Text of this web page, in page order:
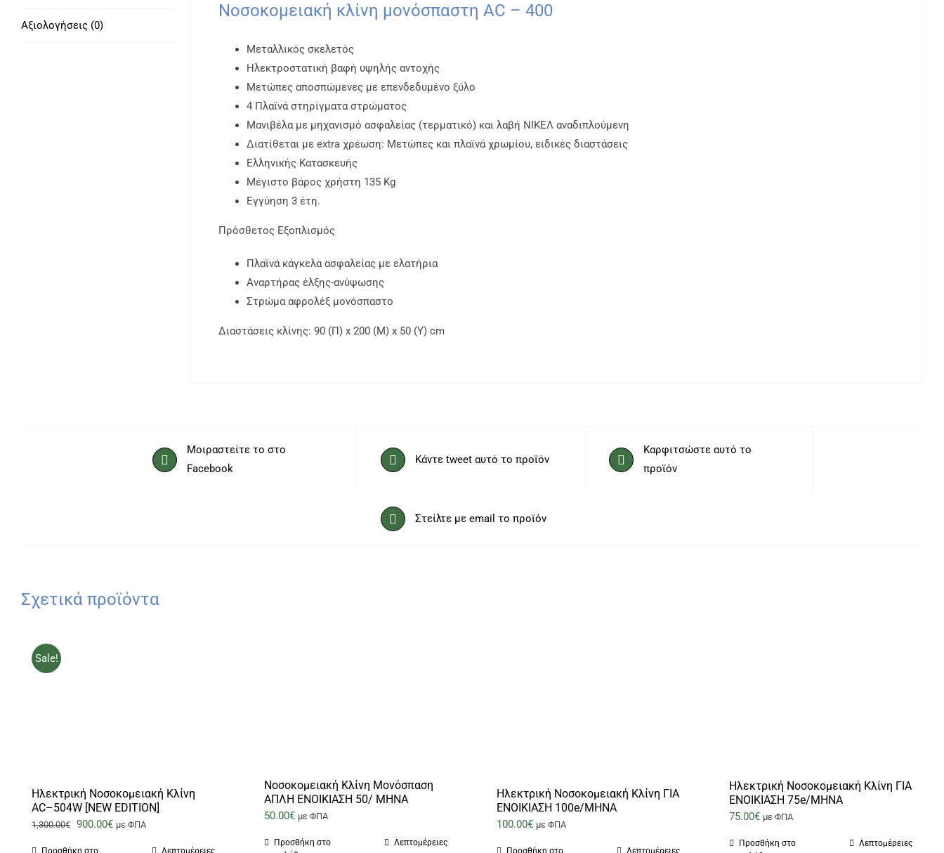
Αξιολογήσεις (0)
Νοσοκομειακή κλίνη μονόσπαστη AC – 400
Μεταλλικός σκελετός
Ηλεκτροστατική βαφή υψηλής αντοχής
Μετώπες αποσπώμενες με επενδεδυμένο ξύλο
4 Πλαϊνά στηρίγματα στρώματος
Μανιβέλα με μηχανισμό ασφαλείας (τερματικό) και λαβή ΝΙΚΕΛ αναδιπλούμενη
Διατίθεται με extra χρέωση: Μετώπες και πλαϊνά χρωμίου, ειδικές διαστάσεις
Ελληνικής Κατασκευής
Μέγιστο βάρος χρήστη 135 Kg
Εγγύηση 3 έτη.
Πρόσθετος Εξοπλισμός
Πλαϊνά κάγκελα ασφαλείας με ελατήρια
Αναρτήρας έλξης-ανύψωσης
Στρώμα αφρολέξ μονόσπαστο
Διαστάσεις κλίνης: 90 (Π) x 200 (Μ) x 50 (Υ) cm
Μοιραστείτε το στο
Facebook
Κάντε tweet αυτό το προϊόν
Καρφιτσώστε αυτό το
προϊόν
Στείλτε με email το προϊόν
Σχετικά προϊόντα
Sale!
Ηλεκτρική Νοσοκομειακή Κλίνη
AC–504W [NEW EDITION]
1,300.00€ Original
900.00€Ημε ΦΠΑ
Προσθήκη στο
Λεπτομέρειες
Νοσοκομειακή Κλίνη Μονόσπαση
ΑΠΛΗ ΕΝΟΙΚΙΑΣΗ 50/ ΜΗΝΑ
50.00€ με ΦΠΑ
Προσθήκη στο
Λεπτομέρειες
Ηλεκτρική Νοσοκομειακή Κλίνη ΓΙΑ
ΕΝΟΙΚΙΑΣΗ 100e/ΜΗΝΑ
100.00€ με ΦΠΑ
Προσθήκη στο
Λεπτομέρειες
Ηλεκτρική Νοσοκομειακή Κλίνη ΓΙΑ
ΕΝΟΙΚΙΑΣΗ 75e/ΜΗΝΑ
75.00€ με ΦΠΑ
Προσθήκη στο
Λεπτομέρειες